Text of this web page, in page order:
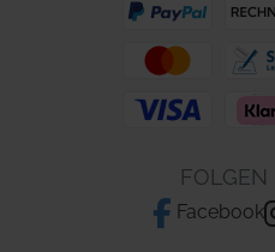
FOLGEN
Facebook